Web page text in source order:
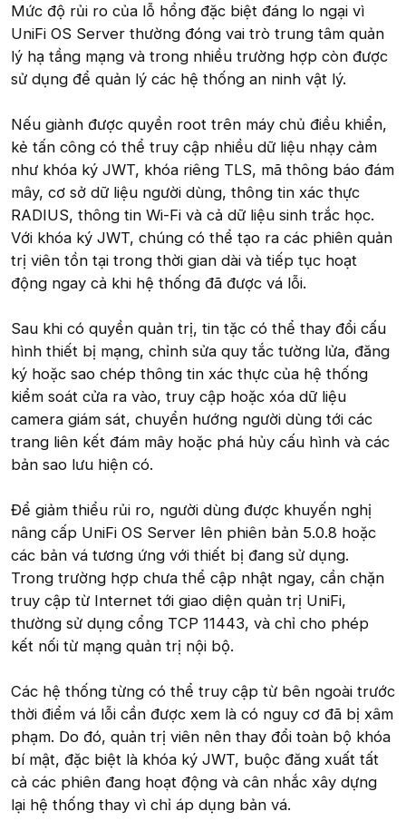
Mức độ rủi ro của lỗ hổng đặc biệt đáng lo ngại vì
UniFi OS Server thường đóng vai trò trung tâm quản
lý hạ tầng mạng và trong nhiều trường hợp còn được
sử dụng để quản lý các hệ thống an ninh vật lý.
Nếu giành được quyền root trên máy chủ điều khiển,
kẻ tấn công có thể truy cập nhiều dữ liệu nhạy cảm
như khóa ký JWT, khóa riêng TLS, mã thông báo đám
mây, cơ sở dữ liệu người dùng, thông tin xác thực
RADIUS, thông tin Wi-Fi và cả dữ liệu sinh trắc học.
Với khóa ký JWT, chúng có thể tạo ra các phiên quản
trị viên tồn tại trong thời gian dài và tiếp tục hoạt
động ngay cả khi hệ thống đã được vá lỗi.
Sau khi có quyền quản trị, tin tặc có thể thay đổi cấu
hình thiết bị mạng, chỉnh sửa quy tắc tường lửa, đăng
ký hoặc sao chép thông tin xác thực của hệ thống
kiểm soát cửa ra vào, truy cập hoặc xóa dữ liệu
camera giám sát, chuyển hướng người dùng tới các
trang liên kết đám mây hoặc phá hủy cấu hình và các
bản sao lưu hiện có.
Để giảm thiểu rủi ro, người dùng được khuyến nghị
nâng cấp UniFi OS Server lên phiên bản 5.0.8 hoặc
các bản vá tương ứng với thiết bị đang sử dụng.
Trong trường hợp chưa thể cập nhật ngay, cần chặn
truy cập từ Internet tới giao diện quản trị UniFi,
thường sử dụng cổng TCP 11443, và chỉ cho phép
kết nối từ mạng quản trị nội bộ.
Các hệ thống từng có thể truy cập từ bên ngoài trước
thời điểm vá lỗi cần được xem là có nguy cơ đã bị xâm
phạm. Do đó, quản trị viên nên thay đổi toàn bộ khóa
bí mật, đặc biệt là khóa ký JWT, buộc đăng xuất tất
cả các phiên đang hoạt động và cân nhắc xây dựng
lại hệ thống thay vì chỉ áp dụng bản vá.